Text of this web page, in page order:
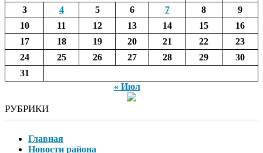
3
4 5 6 7 8
9
10
11 12 13 14 15
16
17
18 19 20 21 22
23
24
25 26 27 28 29
30
31
« Июл
РУБРИКИ
Главная
Новости района